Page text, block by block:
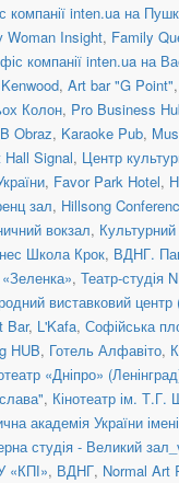
компанії inten.ua на
Woman Insight, Family
компанії inten.ua на
, Art bar "G Point",
Колон, Pro Business
Obraz, Karaoke Pub,
Hall Signal, Центр
, Favor Park Hotel,
зал, Hillsong
вокзал,
Школа Крок, ВДНГ.
«Зеленка», Театр-студія
виставковий
Bar, L'Kafa, Софійська
HUB, Готель Алфавіто,
«Дніпро»
, Кінотеатр ім. Т.Г.
академія України
студія - Великий
«КПІ», ВДНГ, Normal Art